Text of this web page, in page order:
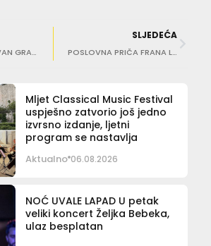
[DUBROVČANI IZVAN GRADA] Zoran Pucarić: Hrvatska Dubrovnik koristi samo kad joj treba, ne hvali se njegovim nasljeđem
SLJEDEĆA
POSLOVNA PRIČA FRANA LUBURE I PERA BARKIDŽIJE Naši električni MYNT motori mogu biti dio rješenja prometnih gužvi!
Mljet Classical Music Festival
uspješno zatvorio još jedno
izvrsno izdanje, ljetni
program se nastavlja
Aktualno 06.08.2026
NOĆ UVALE LAPAD U petak
veliki koncert Željka Bebeka,
ulaz besplatan